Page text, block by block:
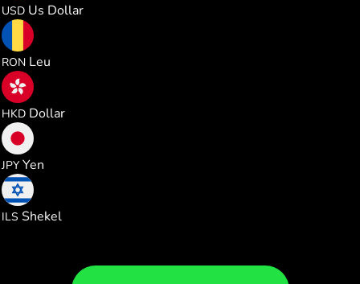
USD Us Dollar
RON Leu
HKD Dollar
JPY Yen
ILS Shekel